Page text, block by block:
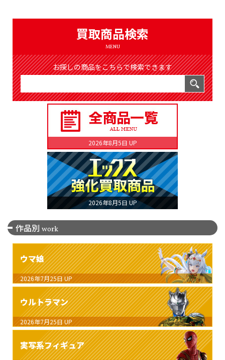
買取商品検索
MENU
お探しの商品をこちらで検索できます
2026年8月5日 UP
2026年8月5日 UP
作品別 work
ウマ娘
2026年7月25日 UP
ウルトラマン
2026年7月25日 UP
実写系フィギュア